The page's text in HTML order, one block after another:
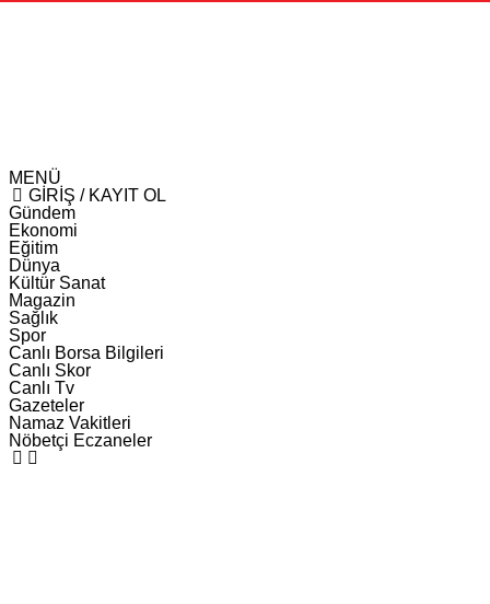
MENÜ
GİRİŞ / KAYIT OL
Gündem
Ekonomi
Eğitim
Dünya
Kültür Sanat
Magazin
Sağlık
Spor
Canlı Borsa Bilgileri
Canlı Skor
Canlı Tv
Gazeteler
Namaz Vakitleri
Nöbetçi Eczaneler